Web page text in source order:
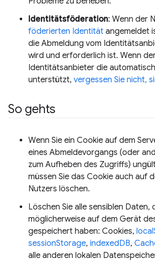
Identitätsföderation: Wenn der
föderierten Identität angemeldet
die Abmeldung vom
wird und erforderlich ist. Wenn
Identitätsanbieter die
unterstützt, vergessen Sie nicht,
So gehts
Wenn Sie ein Cookie auf dem
eines Abmeldevorgangs (oder
zum Aufheben des Zugriffs)
müssen Sie das Cookie auch auf
Nutzers löschen.
Löschen Sie alle sensiblen Daten,
möglicherweise auf dem Gerät
gespeichert haben: Cookies,
sessionStorage, indexedDB,
alle anderen lokalen